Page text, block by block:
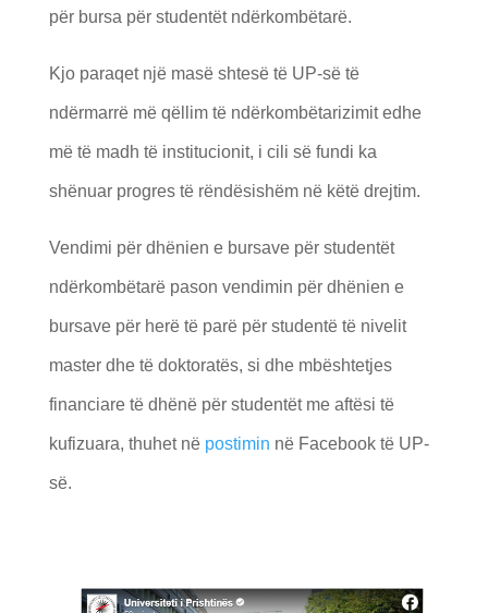
për bursa për studentët ndërkombëtarë.
Kjo paraqet një masë shtesë të UP-së të
ndërmarrë më qëllim të ndërkombëtarizimit edhe
më të madh të institucionit, i cili së fundi ka
shënuar progres të rëndësishëm në këtë drejtim.
Vendimi për dhënien e bursave për studentët
ndërkombëtarë pason vendimin për dhënien e
bursave për herë të parë për studentë të nivelit
master dhe të doktoratës, si dhe mbështetjes
financiare të dhënë për studentët me aftësi të
kufizuara, thuhet në postimin në Facebook të UP-
së.